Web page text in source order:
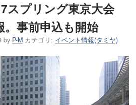
スプリング東京大会
。事前申込も開始
by P-M カテゴリ: イベント情報(タミヤ)